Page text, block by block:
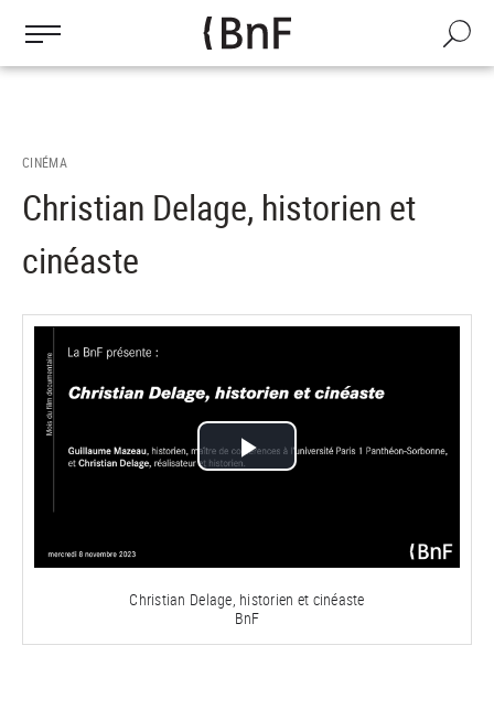
contenu
Recherche
CINÉMA
Christian Delage, historien et
cinéaste
Lire
vidéo
Christian Delage, historien et cinéaste
BnF